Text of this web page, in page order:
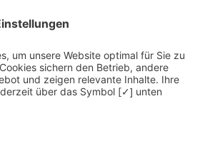
Kontakt
Datenschutz
Newsletter